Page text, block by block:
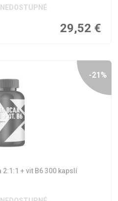
29,52 €
-21%
+ vit B6 300 kapslí